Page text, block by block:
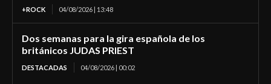
+ROCK 04/08/2026 | 13:48
Dos semanas para la gira española de los
británicos JUDAS PRIEST
DESTACADAS 04/08/2026 | 00:02